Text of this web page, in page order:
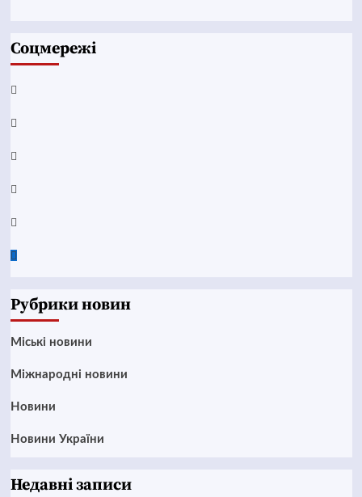
Соцмережі
Facebook
YouTube
Telegram
Instagram
Twitter
Google
Рубрики новин
Mіські новини
Міжнародні новини
Новини
Новини України
Недавні записи